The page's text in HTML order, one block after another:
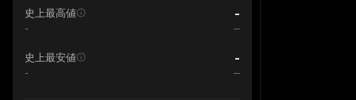
史上最高値 -
-
史上最安値 -
-